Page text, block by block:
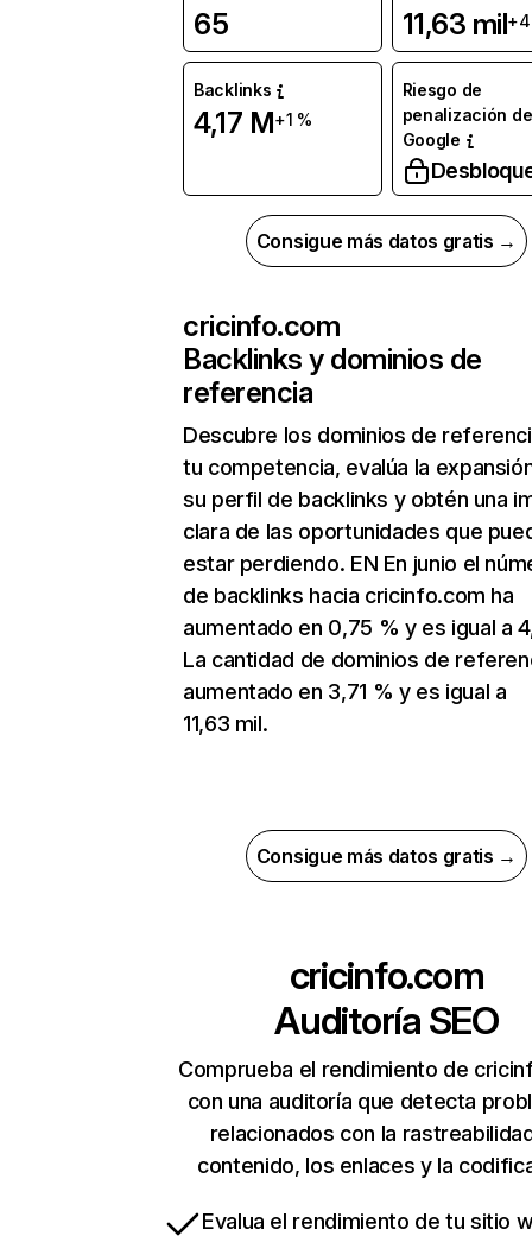
65 11,63 mil
Backlinks
4,17 M+1 %
Riesgo de
penalización de
Google
Consigue más datos gratis →
cricinfo.com
Backlinks y dominios de
referencia
Descubre los dominios de
tu competencia, evalúa la
su perfil de backlinks y obtén una
clara de las oportunidades que
estar perdiendo. EN En junio el
de backlinks hacia cricinfo.com ha
aumentado en 0,75 % y es igual a
La cantidad de dominios de
aumentado en 3,71 % y es igual a
11,63 mil.
Consigue más datos gratis →
cricinfo.com
Auditoría SEO
Comprueba el rendimiento de
con una auditoría que detecta
relacionados con la
contenido, los enlaces y la
Evalua el rendimiento de tu sitio